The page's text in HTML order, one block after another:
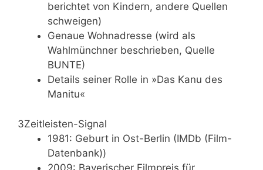
berichtet von Kindern, andere Quellen
schweigen)
Genaue Wohnadresse (wird als
Wahlmünchner beschrieben, Quelle
BUNTE)
Details seiner Rolle in »Das Kanu des
Manitu«
3Zeitleisten-Signal
1981: Geburt in Ost-Berlin (IMDb (Film-
Datenbank))
2009: Bayerischer Filmpreis für